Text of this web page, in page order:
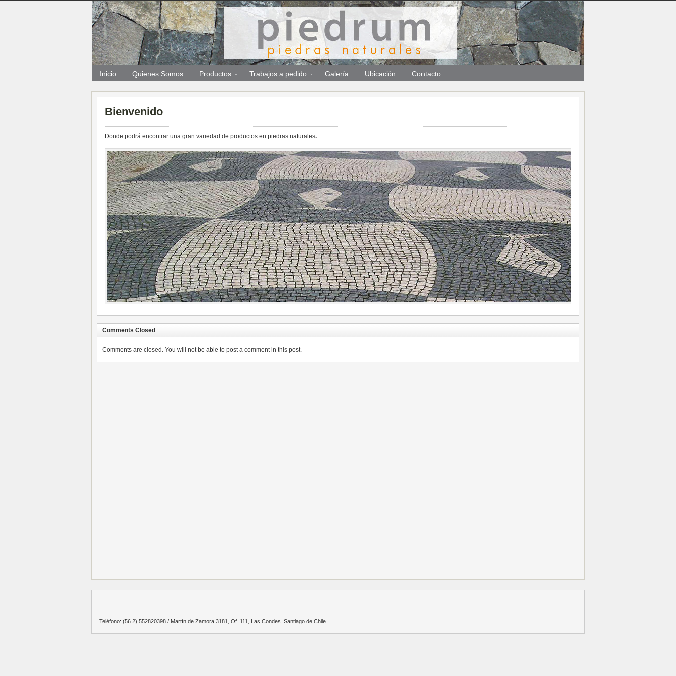
Inicio Quienes Somos Productos Trabajos a pedido Galería Ubicación Contacto
Bienvenido
Donde podrá encontrar una gran variedad de productos en piedras naturales.
Comments Closed
Comments are closed. You will not be able to post a comment in this post.
Teléfono: (56 2) 552820398 / Martín de Zamora 3181, Of. 111, Las Condes. Santiago de Chile